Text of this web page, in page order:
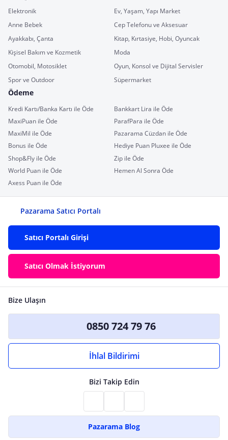
Elektronik
Ev, Yaşam, Yapı Market
Anne Bebek
Cep Telefonu ve Aksesuar
Ayakkabı, Çanta
Kitap, Kırtasiye, Hobi, Oyuncak
Kişisel Bakım ve Kozmetik
Moda
Otomobil, Motosiklet
Oyun, Konsol ve Dijital Servisler
Spor ve Outdoor
Süpermarket
Ödeme
Kredi Kartı/Banka Kartı ile Öde
Bankkart Lira ile Öde
MaxiPuan ile Öde
ParafPara ile Öde
MaxiMil ile Öde
Pazarama Cüzdan ile Öde
Bonus ile Öde
Hediye Puan Pluxee ile Öde
Shop&Fly ile Öde
Zip ile Öde
World Puan ile Öde
Hemen Al Sonra Öde
Axess Puan ile Öde
Pazarama Satıcı Portalı
Satıcı Portalı Girişi
Satıcı Olmak İstiyorum
Bize Ulaşın
0850 724 79 76
İhlal Bildirimi
Bizi Takip Edin
Pazarama Blog